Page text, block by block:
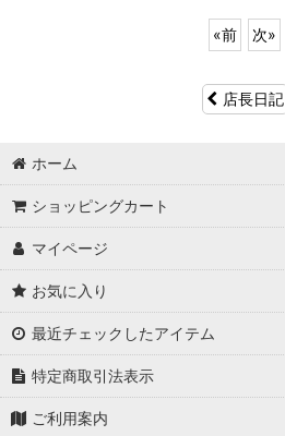
«前 次»
店長日記
ホーム
ショッピングカート
マイページ
お気に入り
最近チェックしたアイテム
特定商取引法表示
ご利用案内